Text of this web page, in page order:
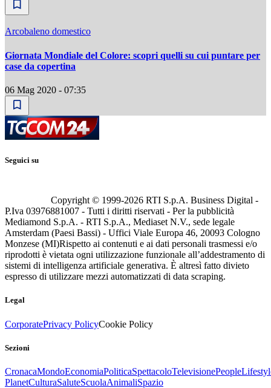
Arcobaleno domestico
Giornata Mondiale del Colore: scopri quelli su cui puntare per
case da copertina
06 Mag 2020 - 07:35
Seguici su
Copyright © 1999-2026 RTI S.p.A. Business Digital -
P.Iva 03976881007 - Tutti i diritti riservati - Per la pubblicità
Mediamond S.p.A. - RTI S.p.A., Mediaset N.V., sede legale
Amsterdam (Paesi Bassi) - Uffici Viale Europa 46, 20093 Cologno
Monzese (MI)Rispetto ai contenuti e ai dati personali trasmessi e/o
riprodotti è vietata ogni utilizzazione funzionale all’addestramento di
sistemi di intelligenza artificiale generativa. È altresì fatto divieto
espresso di utilizzare mezzi automatizzati di data scraping.
Legal
CorporatePrivacy PolicyCookie Policy
Sezioni
CronacaMondoEconomiaPoliticaSpettacoloTelevisionePeople
PlanetCulturaSaluteScuolaAnimaliSpazio